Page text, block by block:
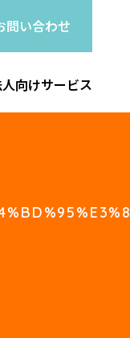
問い合わせ
向けサービス